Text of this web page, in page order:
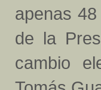
apenas
de la
cambio